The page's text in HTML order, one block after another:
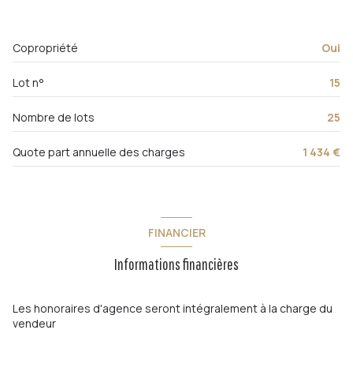
3 étage(s)
vue Dégagée, jardins
quartier Lamalgue-Michelet, Petit Bois
Copropriété Oui
Lot n° 15
Nombre de lots 25
Quote part annuelle des charges 1 434 €
FINANCIER
Informations financières
Les honoraires d'agence seront intégralement à la charge du
vendeur